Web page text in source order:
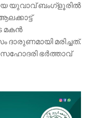
യുവാവ് ബംഗ്ളൂരിൽ
മകൻ
ദാരുണമായി മരിച്ചത്.
ഭർത്താവ്